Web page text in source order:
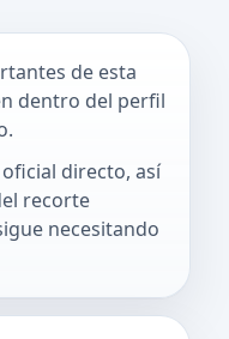
de esta
dentro del perfil
directo, así
recorte
necesitando